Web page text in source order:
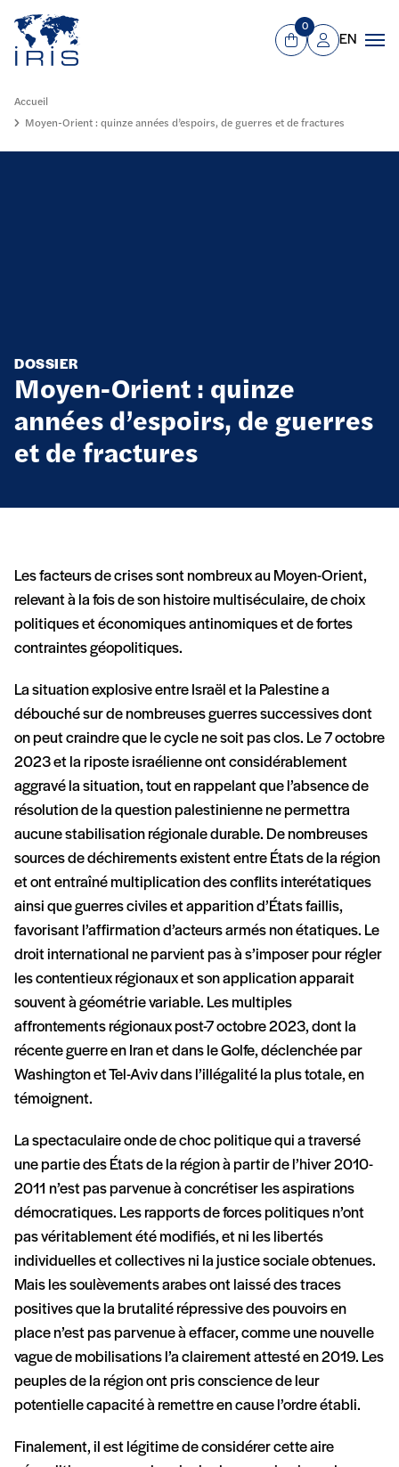
Aller au contenu principal
Panier
0
Mon compte
EN
Accueil
Moyen-Orient : quinze années d’espoirs, de guerres et de fractures
DOSSIER
Moyen-Orient : quinze
années d’espoirs, de guerres
et de fractures
Les facteurs de crises sont nombreux au Moyen-Orient,
relevant à la fois de son histoire multiséculaire, de choix
politiques et économiques antinomiques et de fortes
contraintes géopolitiques.
La situation explosive entre Israël et la Palestine a
débouché sur de nombreuses guerres successives dont
on peut craindre que le cycle ne soit pas clos. Le 7 octobre
2023 et la riposte israélienne ont considérablement
aggravé la situation, tout en rappelant que l’absence de
résolution de la question palestinienne ne permettra
aucune stabilisation régionale durable. De nombreuses
sources de déchirements existent entre États de la région
et ont entraîné multiplication des conflits interétatiques
ainsi que guerres civiles et apparition d’États faillis,
favorisant l’affirmation d’acteurs armés non étatiques. Le
droit international ne parvient pas à s’imposer pour régler
les contentieux régionaux et son application apparait
souvent à géométrie variable. Les multiples
affrontements régionaux post-7 octobre 2023, dont la
récente guerre en Iran et dans le Golfe, déclenchée par
Washington et Tel-Aviv dans l’illégalité la plus totale, en
témoignent.
La spectaculaire onde de choc politique qui a traversé
une partie des États de la région à partir de l’hiver 2010-
2011 n’est pas parvenue à concrétiser les aspirations
démocratiques. Les rapports de forces politiques n’ont
pas véritablement été modifiés, et ni les libertés
individuelles et collectives ni la justice sociale obtenues.
Mais les soulèvements arabes ont laissé des traces
positives que la brutalité répressive des pouvoirs en
place n’est pas parvenue à effacer, comme une nouvelle
vague de mobilisations l’a clairement attesté en 2019. Les
peuples de la région ont pris conscience de leur
potentielle capacité à remettre en cause l’ordre établi.
Finalement, il est légitime de considérer cette aire